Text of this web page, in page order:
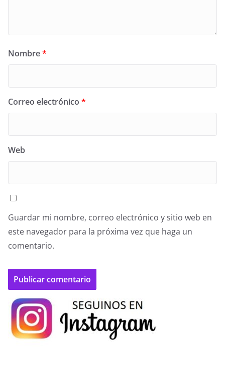
Nombre*
Correo electrónico *
Web
Guardar mi nombre, correo electrónico y sitio web en
este navegador para la próxima vez que haga un
comentario.